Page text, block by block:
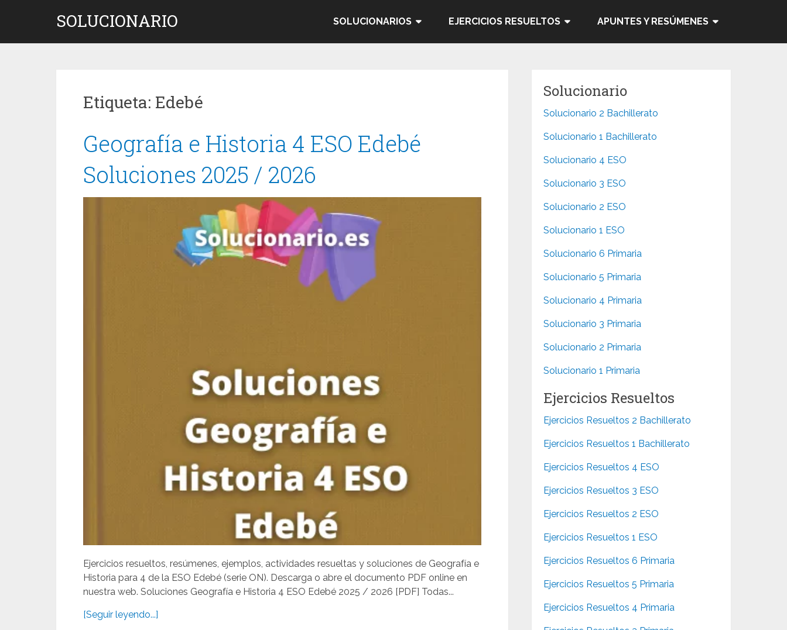
SOLUCIONARIO SOLUCIONARIOS EJERCICIOS RESUELTOS APUNTES Y RESÚMENES
Etiqueta: Edebé
Geografía e Historia 4 ESO Edebé
Soluciones 2025 / 2026
Ejercicios resueltos, resúmenes, ejemplos, actividades resueltas y soluciones de Geografía e
Historia para 4 de la ESO Edebé (serie ON). Descarga o abre el documento PDF online en
nuestra web. Soluciones Geografía e Historia 4 ESO Edebé 2025 / 2026 [PDF] Todas...
[Seguir leyendo...]
Solucionario
Solucionario 2 Bachillerato
Solucionario 1 Bachillerato
Solucionario 4 ESO
Solucionario 3 ESO
Solucionario 2 ESO
Solucionario 1 ESO
Solucionario 6 Primaria
Solucionario 5 Primaria
Solucionario 4 Primaria
Solucionario 3 Primaria
Solucionario 2 Primaria
Solucionario 1 Primaria
Ejercicios Resueltos
Ejercicios Resueltos 2 Bachillerato
Ejercicios Resueltos 1 Bachillerato
Ejercicios Resueltos 4 ESO
Ejercicios Resueltos 3 ESO
Ejercicios Resueltos 2 ESO
Ejercicios Resueltos 1 ESO
Ejercicios Resueltos 6 Primaria
Ejercicios Resueltos 5 Primaria
Ejercicios Resueltos 4 Primaria